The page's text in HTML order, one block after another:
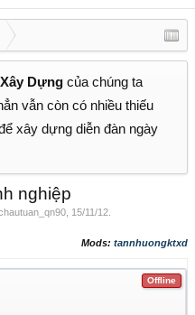
Dựng của chúng ta
vẫn còn có nhiều thiếu
xây dựng diễn đàn ngày
nghiệp
15/11/12
Mods: tannhuongktxd
Offline